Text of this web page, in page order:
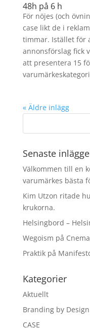
48h på 6 h
För nöjes (och
case likt de i
timmar. Istället för
annonsförslag fick
att presentera 15
« Äldre inlägg
Senaste
Välkommen till en
varumärkes bästa
Kim Utzon ritade
krukorna.
Helsingbord –
Wegoism på
Praktik på
Kategorier
Aktuellt
Branding by
CASE